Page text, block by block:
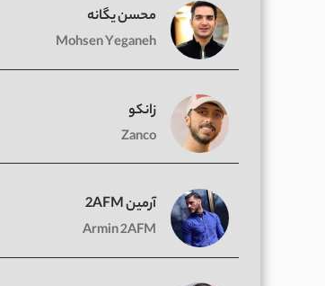
محسن یگانه
Mohsen Yeganeh
زانکو
Zanco
آرمین 2AFM
Armin 2AFM